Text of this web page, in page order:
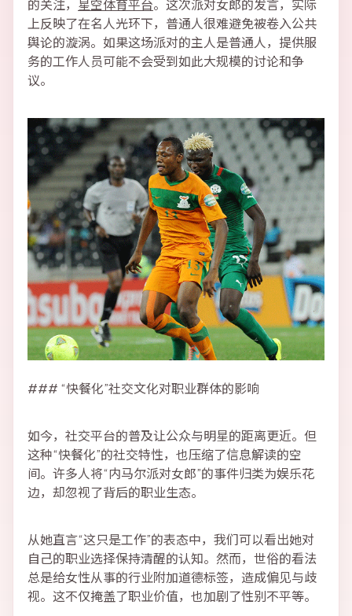
的关注， 星空体育平台。这次派对女郎的发言，实际
上反映了在名人光环下，普通人很难避免被卷入公共
舆论的漩涡。如果这场派对的主人是普通人，提供服
务的工作人员可能不会受到如此大规模的讨论和争
议。
### “快餐化”社交文化对职业群体的影响
如今，社交平台的普及让公众与明星的距离更近。但
这种“快餐化”的社交特性，也压缩了信息解读的空
间。许多人将“内马尔派对女郎”的事件归类为娱乐花
边，却忽视了背后的职业生态。
从她直言“这只是工作”的表态中，我们可以看出她对
自己的职业选择保持清醒的认知。然而，世俗的看法
总是给女性从事的行业附加道德标签，造成偏见与歧
视。这不仅掩盖了职业价值，也加剧了性别不平等。